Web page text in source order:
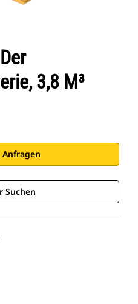
3,8 M³
Suchen